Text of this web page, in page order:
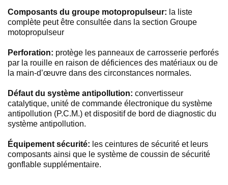
Composants du groupe motopropulseur: la liste
complète peut être consultée dans la section Groupe
motopropulseur
Perforation: protège les panneaux de carrosserie perforés
par la rouille en raison de déficiences des matériaux ou de
la main-d’œuvre dans des circonstances normales.
Défaut du système antipollution: convertisseur
catalytique, unité de commande électronique du système
antipollution (P.C.M.) et dispositif de bord de diagnostic du
système antipollution.
Équipement sécurité: les ceintures de sécurité et leurs
composants ainsi que le système de coussin de sécurité
gonflable supplémentaire.